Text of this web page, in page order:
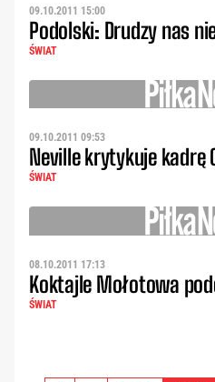
09.10.2011 15:00
Podolski: Drudzy nas
ŚWIAT
09.10.2011 09:53
Neville krytykuje kadrę
ŚWIAT
08.10.2011 17:13
Koktajle Mołotowa
ŚWIAT